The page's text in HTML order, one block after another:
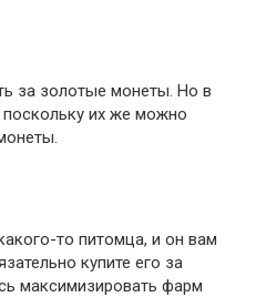
за золотые монеты. Но в
поскольку их же можно
то питомца, и он вам
купите его за
максимизировать фарм